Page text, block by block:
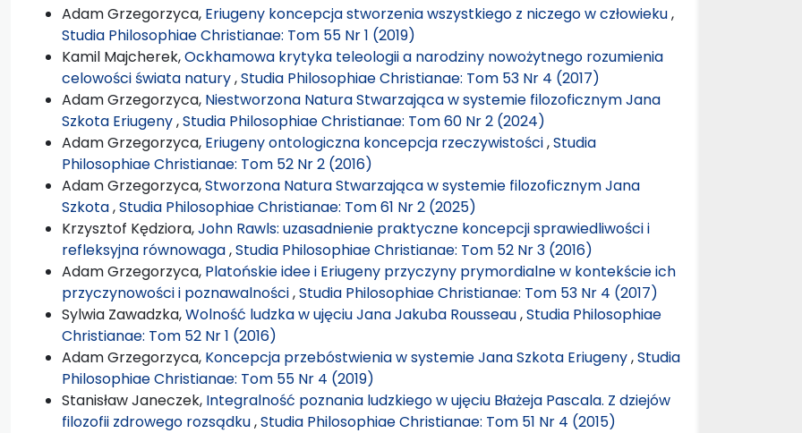
Adam Grzegorzyca, Eriugeny koncepcja stworzenia wszystkiego z niczego w człowieku,
Studia Philosophiae Christianae: Tom 55 Nr 1 (2019)
Kamil Majcherek,Ockhamowa krytyka teleologii a narodziny nowożytnego rozumienia
celowości świata natury,Studia Philosophiae Christianae: Tom 53 Nr 4 (2017)
Adam Grzegorzyca, Niestworzona Natura Stwarzająca w systemie filozoficznym Jana
Szkota Eriugeny,Studia Philosophiae Christianae: Tom 60 Nr 2 (2024)
Adam Grzegorzyca, Eriugeny ontologiczna koncepcja rzeczywistości,Studia
Philosophiae Christianae: Tom 52 Nr 2 (2016)
Adam Grzegorzyca,Stworzona Natura Stwarzająca w systemie filozoficznym Jana
Szkota,Studia Philosophiae Christianae: Tom 61 Nr 2 (2025)
Krzysztof Kędziora,John Rawls: uzasadnienie praktyczne koncepcji sprawiedliwości i
refleksyjna równowaga,Studia Philosophiae Christianae: Tom 52 Nr 3 (2016)
Adam Grzegorzyca, Platońskie idee i Eriugeny przyczyny prymordialne w kontekście ich
przyczynowości i poznawalności,Studia Philosophiae Christianae: Tom 53 Nr 4 (2017)
Sylwia Zawadzka,Wolność ludzka w ujęciu Jana Jakuba Rousseau,Studia Philosophiae
Christianae: Tom 52 Nr 1 (2016)
Adam Grzegorzyca, Koncepcja przebóstwienia w systemie Jana Szkota Eriugeny,Studia
Philosophiae Christianae: Tom 55 Nr 4 (2019)
Stanisław Janeczek, Integralność poznania ludzkiego w ujęciu Błażeja Pascala. Z dziejów
filozofii zdrowego rozsądku,Studia Philosophiae Christianae: Tom 51 Nr 4 (2015)